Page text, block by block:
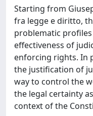
Starting from
fra legge e diritto,
problematic
effectiveness of
enforcing rights. In
the justification of
way to control the
the legal certainty
context of the